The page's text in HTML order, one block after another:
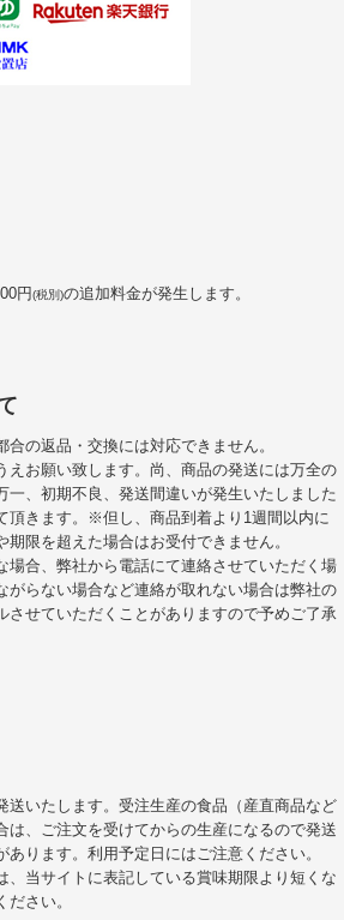
円(税別)の追加料金が発生します。
の返品・交換には対応できません。
えお願い致します。尚、商品の発送には万全の
一、初期不良、発送間違いが発生いたしました
頂きます。※但し、商品到着より1週間以内に
限を超えた場合はお受付できません。
場合、弊社から電話にて連絡させていただく場
がらない場合など連絡が取れない場合は弊社の
させていただくことがありますので予めご了承
送いたします。受注生産の食品（産直商品など
は、ご注文を受けてからの生産になるので発送
あります。利用予定日にはご注意ください。
、当サイトに表記している賞味期限より短くな
さい。